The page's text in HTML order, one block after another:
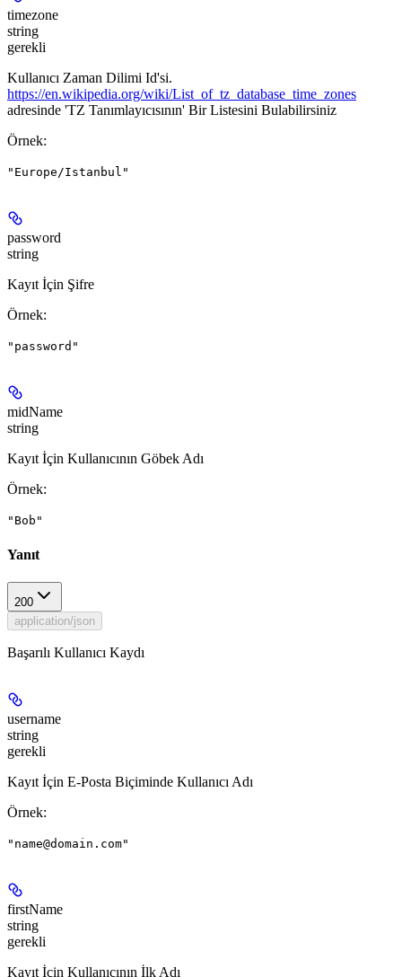
timezone
string
gerekli
Kullanıcı Zaman Dilimi Id'si.
https://en.wikipedia.org/wiki/List_of_tz_database_time_zones
adresinde 'TZ Tanımlayıcısının' Bir Listesini Bulabilirsiniz
Örnek:
"Europe/Istanbul"
password
string
Kayıt İçin Şifre
Örnek:
"password"
midName
string
Kayıt İçin Kullanıcının Göbek Adı
Örnek:
"Bob"
Yanıt
200
application/json
Başarılı Kullanıcı Kaydı
username
string
gerekli
Kayıt İçin E-Posta Biçiminde Kullanıcı Adı
Örnek:
"name@domain.com"
firstName
string
gerekli
Kayıt İçin Kullanıcının İlk Adı